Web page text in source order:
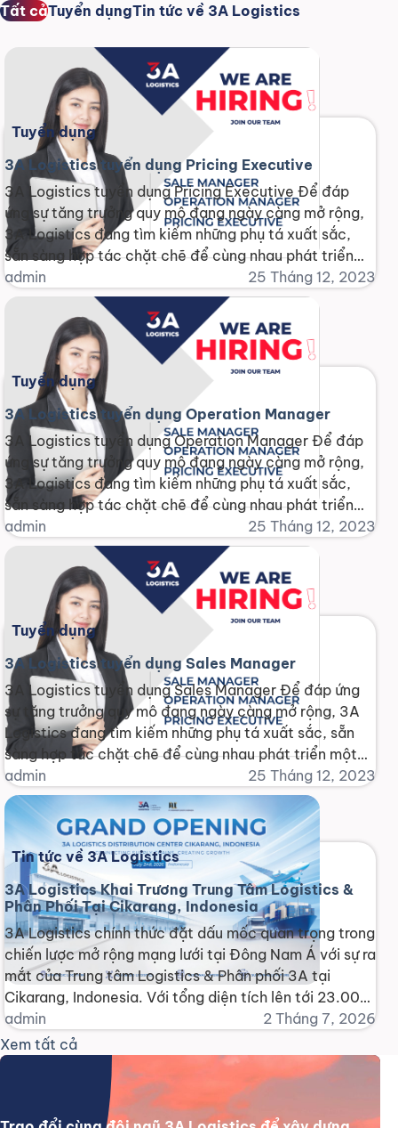
Tất cảTuyển dụngTin tức về 3A Logistics
Tuyển dụng
3A Logistics tuyển dụng Pricing Executive
3A Logistics tuyển dụng Pricing Executive Để đáp
ứng sự tăng trưởng quy mô đang ngày càng mở rộng,
3A Logistics đang tìm kiếm những phụ tá xuất sắc,
sẵn sàng hợp tác chặt chẽ để cùng nhau phát triển
một thị trường logistics đầy tiềm năng và hứa hẹn.
Chúng tôi tin rằng, bằng [...]
admin 25 Tháng 12, 2023
Tuyển dụng
3A Logistics tuyển dụng Operation Manager
3A Logistics tuyển dụng Operation Manager Để đáp
ứng sự tăng trưởng quy mô đang ngày càng mở rộng,
3A Logistics đang tìm kiếm những phụ tá xuất sắc,
sẵn sàng hợp tác chặt chẽ để cùng nhau phát triển
một thị trường logistics đầy tiềm năng và hứa hẹn.
Chúng tôi tin rằng, bằng [...]
admin 25 Tháng 12, 2023
Tuyển dụng
3A Logistics tuyển dụng Sales Manager
3A Logistics tuyển dụng Sales Manager Để đáp ứng
sự tăng trưởng quy mô đang ngày càng mở rộng, 3A
Logistics đang tìm kiếm những phụ tá xuất sắc, sẵn
sàng hợp tác chặt chẽ để cùng nhau phát triển một
thị trường logistics đầy tiềm năng và hứa hẹn. Chúng
tôi tin rằng, bằng [...]
admin 25 Tháng 12, 2023
Tin tức về 3A Logistics
3A Logistics Khai Trương Trung Tâm Logistics &
Phân Phối Tại Cikarang, Indonesia
3A Logistics chính thức đặt dấu mốc quan trọng trong
chiến lược mở rộng mạng lưới tại Đông Nam Á với sự ra
mắt của Trung tâm Logistics & Phân phối 3A tại
Cikarang, Indonesia. Với tổng diện tích lên tới 23.000
m², trung tâm mới không chỉ góp phần nâng cao năng
lực lưu [...]
admin
2 Tháng 7, 2026
Xem tất cả